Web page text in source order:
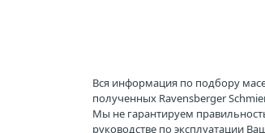
Вся информация по подбору
полученных Ravensberger
Мы не гарантируем
руководстве по эксплуатации